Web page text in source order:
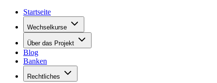
Startseite
Wechselkurse
Über das Projekt
Blog
Banken
Rechtliches